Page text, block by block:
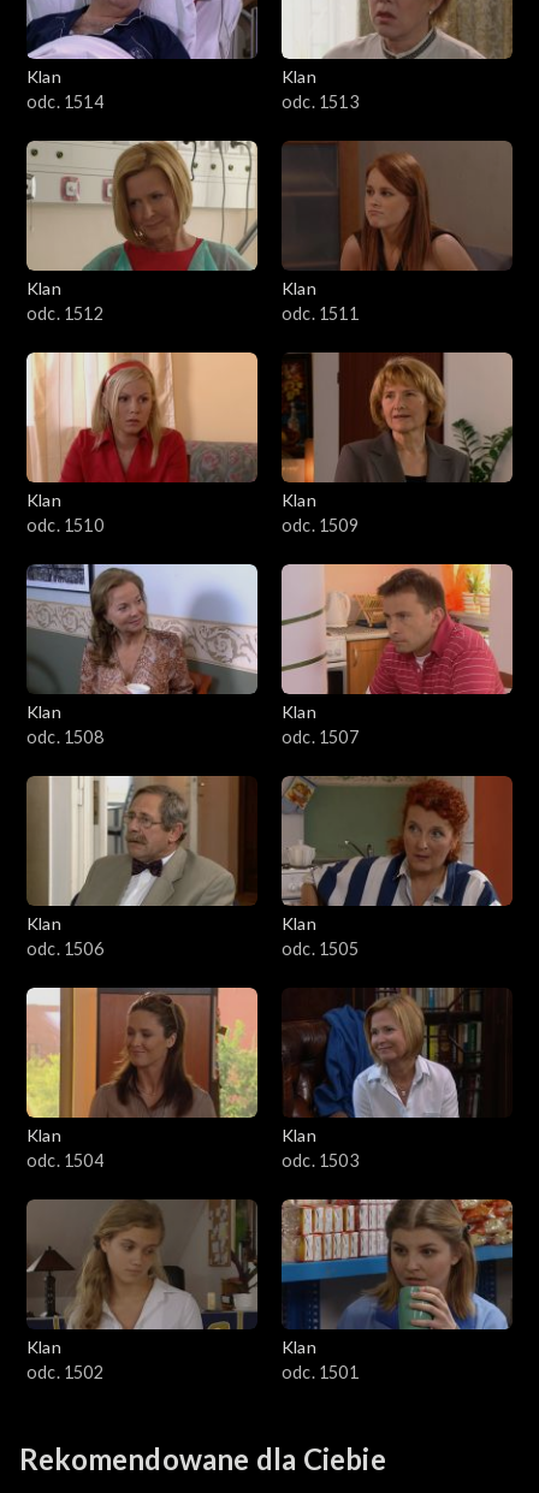
Klan
odc. 1514
Klan
odc. 1513
Klan
odc. 1512
Klan
odc. 1511
Klan
odc. 1510
Klan
odc. 1509
Klan
odc. 1508
Klan
odc. 1507
Klan
odc. 1506
Klan
odc. 1505
Klan
odc. 1504
Klan
odc. 1503
Klan
odc. 1502
Klan
odc. 1501
Rekomendowane dla Ciebie